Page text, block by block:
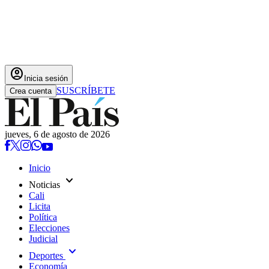
account_circle Inicia sesión
Crea cuenta SUSCRÍBETE
jueves, 6 de agosto de 2026
Inicio
Noticias expand_more
Cali
Licita
Política
Elecciones
Judicial
Deportes expand_more
Economía